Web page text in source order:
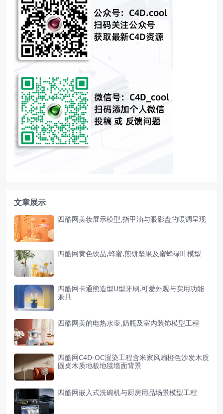
文章展示
四酷网美妆展示模型,指甲油与眼影盘的暖调呈现
四酷网黄色饮品,蜂蜜,煎饼坚果及蜜蜂绿叶模型
四酷网卡通熊造型U型牙刷,可爱外观与实用功能
兼具
四酷网美的电热水壶,奶瓶及室内装饰模型工程
四酷网C4D-OC渲染工程含米家风扇橙色沙发木质
圆桌木质地板地毯墙面背景
四酷网嵌入式洗碗机与厨房用品场景模型工程